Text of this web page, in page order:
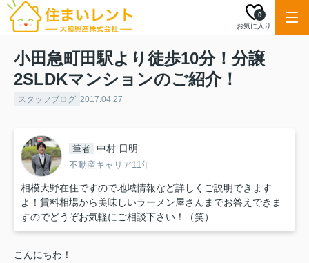
お気に入り
0
小田急町田駅より徒歩10分！分譲
2SLDKマンションのご紹介！
スタッフブログ 2017.04.27
筆者 中村 日明
不動産キャリア11年
相模大野在住ですので地域情報など詳しくご説明できます
よ！賃料相場から美味しいラーメン屋さんまでお答えできま
すのでどうぞお気軽にご相談下さい！（笑）
こんにちわ！